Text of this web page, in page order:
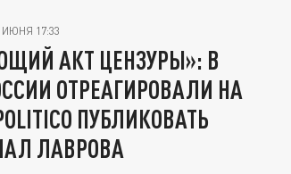
ИЮНЯ 17:33
АКТ ЦЕНЗУРЫ»: В
ОТРЕАГИРОВАЛИ НА
ПУБЛИКОВАТЬ
ЛАВРОВА